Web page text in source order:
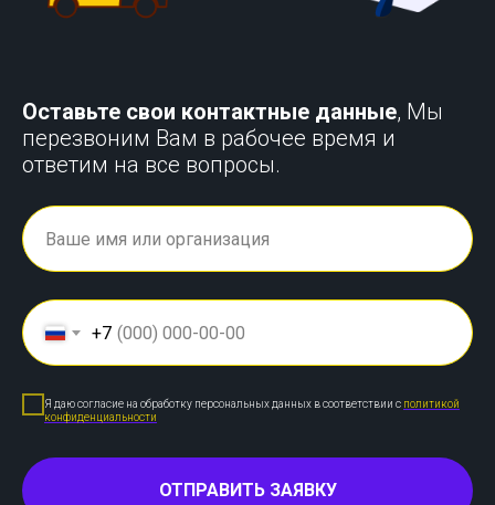
Оставьте свои контактные данные, Мы
перезвоним Вам в рабочее время и
ответим на все вопросы.
+7
Я даю согласие на обработку персональных данных в соответствии с политикой
конфиденциальности
ОТПРАВИТЬ ЗАЯВКУ